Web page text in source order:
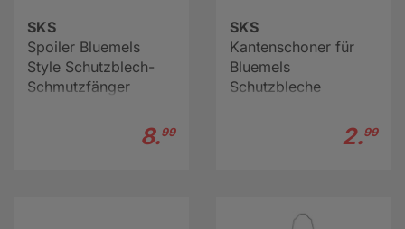
SKS
Spoiler Bluemels
Style Schutzblech-
Schmutzfänger
8.99
SKS
Kantenschoner für
Bluemels
Schutzbleche
2.99